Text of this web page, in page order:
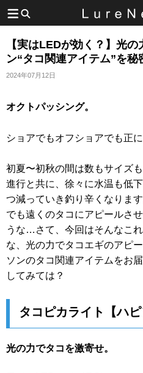
【実はLEDが効く？】光
ン“タコ関連アイテム”を
2024年07月12日
オクトパッシング。
ショアでもオフショアでも正に
初夏〜初秋の間は数もサイズ
進行と共に、徐々に水温も低
つ減っていき釣り辛くなりま
でも遠くのタコにアピールさ
うな…さて、今回はそんなこ
な、光の力でタコエギのアピ
ソンのタコ関連アイテムをお
してみては？
タコピカライト【ハピ
光の力でタコを激寄せ。